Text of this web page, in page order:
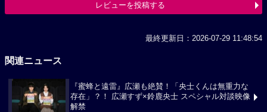
レビューを投稿する
最終更新日：2026-07-29 11:48:54
関連ニュース
『蜜蜂と遠雷』広瀬も絶賛！「央士くんは無重力な
存在」？！ 広瀬すず×鈴鹿央士 スペシャル対談映像
解禁